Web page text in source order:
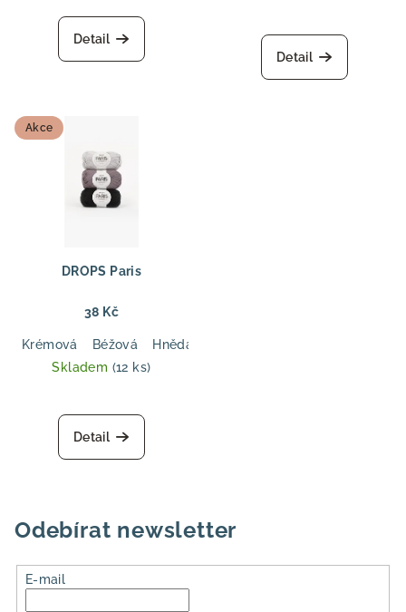
Detail
Detail
Akce
DROPS Paris
38 Kč
Krémová Béžová Hnědá
Skladem (12 ks)
Detail
Odebírat newsletter
E-mail